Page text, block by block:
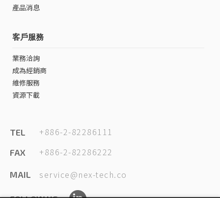
產品消息
客戶服務
業務洽詢
成為經銷商
維修服務
資源下載
TEL +886-2-82286111
FAX +886-2-82286222
MAIL service@nex-tech.co